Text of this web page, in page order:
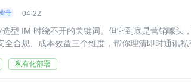
04-22
选型 IM 时绕不开的关键词。但它到底是营销噱头
全合规、成本效益三个维度，帮你理清即时通讯私
私有化部署